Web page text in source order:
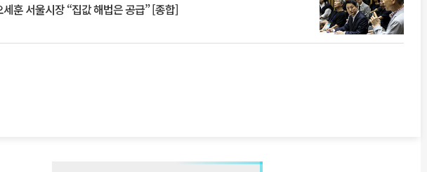
훈 서울시장 “집값 해법은 공급” [종합]